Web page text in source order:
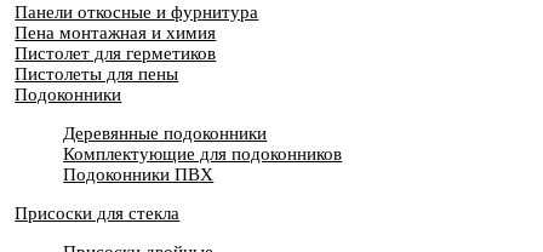
Панели откосные и фурнитура
Пена монтажная и химия
Пистолет для герметиков
Пистолеты для пены
Подоконники
Деревянные подоконники
Комплектующие для подоконников
Подоконники ПВХ
Присоски для стекла